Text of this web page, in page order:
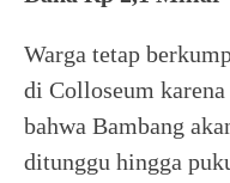
Warga tetap
di Colloseum
bahwa Bambang
ditunggu hingga